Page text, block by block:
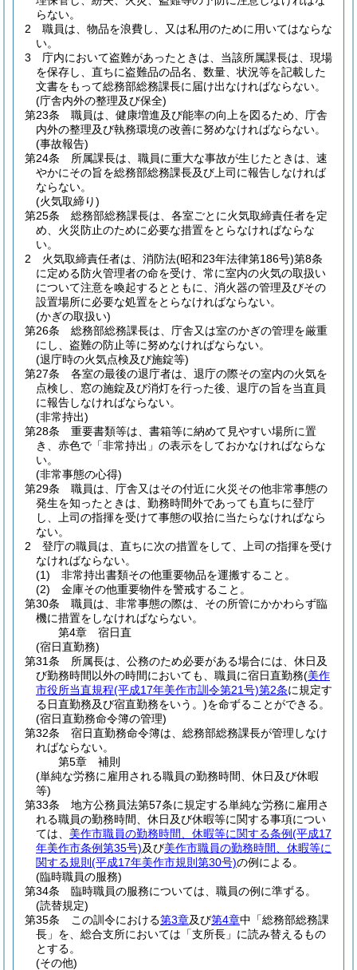
らない。
2
職員は、物品を浪費し、又は私用のために用いてはならな
い。
3
庁内において盗難があったときは、当該所属課長は、現場
を保存し、直ちに盗難品の品名、数量、状況等を記載した
文書をもって総務部総務課長に届け出なければならない。
(庁舎内外の整理及び保全)
第23条
職員は、健康増進及び能率の向上を図るため、庁舎
内外の整理及び執務環境の改善に努めなければならない。
(事故報告)
第24条
所属課長は、職員に重大な事故が生じたときは、速
やかにその旨を総務部総務課長及び上司に報告しなければ
ならない。
(火気取締り)
第25条
総務部総務課長は、各室ごとに火気取締責任者を定
め、火災防止のために必要な措置をとらなければならな
い。
2
火気取締責任者は、消防法(昭和23年法律第186号)第8条
に定める防火管理者の命を受け、常に室内の火気の取扱い
について注意を喚起するとともに、消火器の管理及びその
設置場所に必要な処置をとらなければならない。
(かぎの取扱い)
第26条
総務部総務課長は、庁舎又は室のかぎの管理を厳重
にし、盗難の防止等に努めなければならない。
(退庁時の火気点検及び施錠等)
第27条
各室の最後の退庁者は、退庁の際その室内の火気を
点検し、窓の施錠及び消灯を行った後、退庁の旨を当直員
に報告しなければならない。
(非常持出)
第28条
重要書類等は、書箱等に納めて見やすい場所に置
き、赤色で「非常持出」の表示をしておかなければならな
い。
(非常事態の心得)
第29条
職員は、庁舎又はその付近に火災その他非常事態の
発生を知ったときは、勤務時間外であっても直ちに登庁
し、上司の指揮を受けて事態の収拾に当たらなければなら
ない。
2
登庁の職員は、直ちに次の措置をして、上司の指揮を受け
なければならない。
(1)
非常持出書類その他重要物品を運搬すること。
(2)
金庫その他重要物件を警戒すること。
第30条
職員は、非常事態の際は、その所管にかかわらず臨
機に措置をしなければならない。
第4章
宿日直
(宿日直勤務)
第31条
所属長は、公務のため必要がある場合には、休日及
び勤務時間以外の時間においても、職員に宿日直勤務(美作
市役所当直規程(平成17年美作市訓令第21号)第2条に規定す
る日直勤務及び宿直勤務をいう。)を命ずることができる。
(宿日直勤務命令簿の管理)
第32条
宿日直勤務命令簿は、総務部総務課長が管理しなけ
ればならない。
第5章
補則
(単純な労務に雇用される職員の勤務時間、休日及び休暇
等)
第33条
地方公務員法第57条に規定する単純な労務に雇用さ
れる職員の勤務時間、休日及び休暇等に関する事項につい
ては、 美作市職員の勤務時間、休暇等に関する条例(平成17
年美作市条例第35号)及び美作市職員の勤務時間、休暇等に
関する規則 (平成17年美作市規則第30号)の例による。
(臨時職員の服務)
第34条
臨時職員の服務については、職員の例に準ずる。
(読替規定)
第35条
この訓令における第3章及び第4章中「総務部総務課
長」を、総合支所においては「支所長」に読み替えるもの
とする。
(その他)